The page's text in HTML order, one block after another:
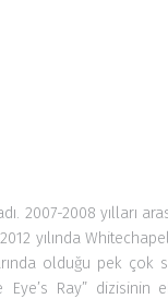
2007-2008 yılları
yılında
olduğu pek çok
Eye’s Ray” dizisinin